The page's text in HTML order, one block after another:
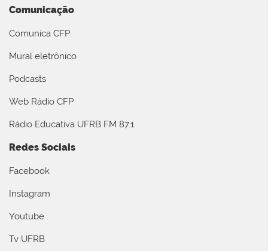
Comunicação
Comunica CFP
Mural eletrônico
Podcasts
Web Rádio CFP
Rádio Educativa UFRB FM 87.1
Redes Sociais
Facebook
Instagram
Youtube
Tv UFRB